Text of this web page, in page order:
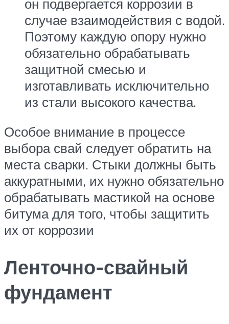
он подвергается коррозии в
случае взаимодействия с водой.
Поэтому каждую опору нужно
обязательно обрабатывать
защитной смесью и
изготавливать исключительно
из стали высокого качества.
Особое внимание в процессе
выбора свай следует обратить на
места сварки. Стыки должны быть
аккуратными, их нужно обязательно
обрабатывать мастикой на основе
битума для того, чтобы защитить
их от коррозии
Ленточно-свайный
фундамент